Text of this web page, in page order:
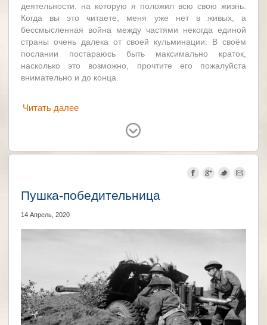
деятельности, на которую я положил всю свою жизнь.
Когда вы это читаете, меня уже нет в живых, а
бессмысленная война между частями некогда единой
страны очень далека от своей кульминации. В своём
послании постараюсь быть максимально краток,
насколько это возможно, прочтите его пожалуйста
внимательно и до конца.
Читать далее
Украина Россия США Великобритания Германия
Пушка-победительница
14 Апрель, 2020